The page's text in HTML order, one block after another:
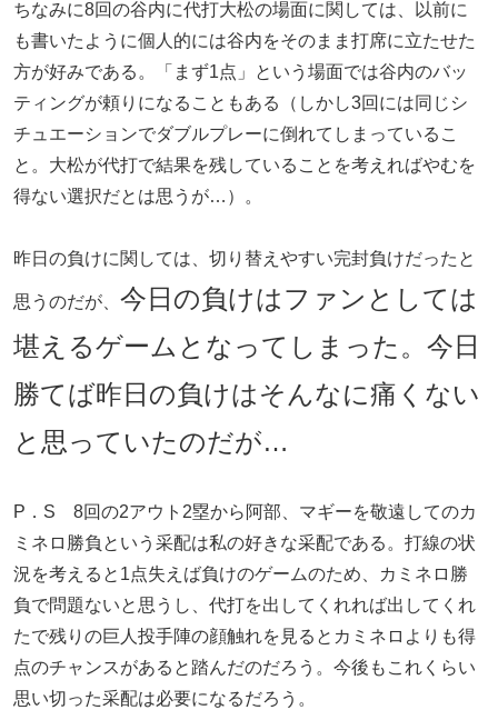
ちなみに8回の谷内に代打大松の場面に関しては、以前に
も書いたように個人的には谷内をそのまま打席に立たせた
方が好みである。「まず1点」という場面では谷内のバッ
ティングが頼りになることもある（しかし3回には同じシ
チュエーションでダブルプレーに倒れてしまっているこ
と。大松が代打で結果を残していることを考えればやむを
得ない選択だとは思うが…）。
昨日の負けに関しては、切り替えやすい完封負けだったと
思うのだが、 今日の負けはファンとしては
堪えるゲームとなってしまった。今日
勝てば昨日の負けはそんなに痛くない
と思っていたのだが…
P．S 8回の2アウト2塁から阿部、マギーを敬遠してのカ
ミネロ勝負という采配は私の好きな采配である。打線の状
況を考えると1点失えば負けのゲームのため、カミネロ勝
負で問題ないと思うし、代打を出してくれれば出してくれ
たで残りの巨人投手陣の顔触れを見るとカミネロよりも得
点のチャンスがあると踏んだのだろう。今後もこれくらい
思い切った采配は必要になるだろう。